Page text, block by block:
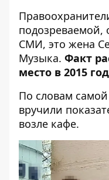
подозреваемой,
СМИ, это жена
Музыка. Факт
место в 2015
По словам
вручили
возле кафе.